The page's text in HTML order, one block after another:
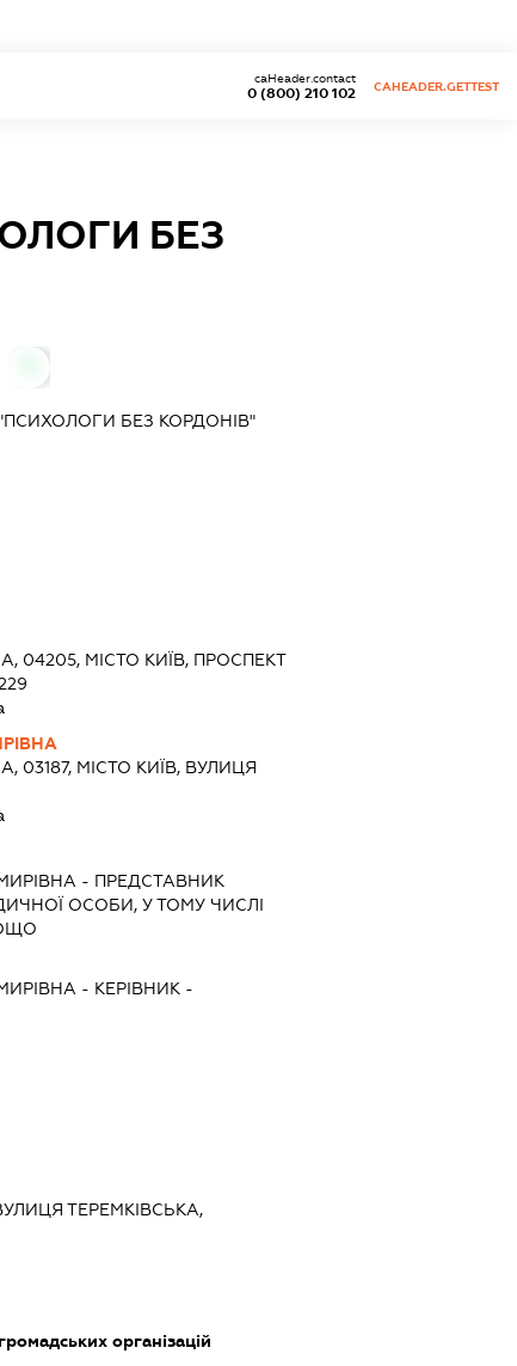
0 (800) 210 102
caHeader.contact
CAHEADER.GETTEST
БЕЗ
БЕЗ КОРДОНІВ"
04205, МІСТО КИЇВ, ПРОСПЕКТ
03187, МІСТО КИЇВ, ВУЛИЦЯ
- ПРЕДСТАВНИК
ОСОБИ, У ТОМУ ЧИСЛІ
- КЕРІВНИК -
ТЕРЕМКІВСЬКА,
організацій